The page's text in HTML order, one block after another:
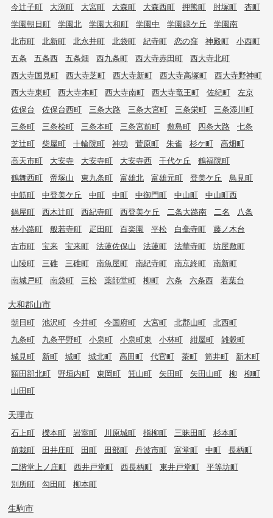
今辻子町
大渕町 大宮町 大森町 大森西町 押熊町 肘塚町
杏町
学園朝日町
学園北 学園大和町 学園中 学園緑ケ丘
学園南
北市町
北新町 北永井町 北袋町 紀寺町 恋の窪 神殿町
小西町
五条
五条西 五条畑 西九条町 西大寺赤田町
西大寺北町
西大寺国見町
西大寺芝町 西大寺新町 西大寺高塚町
西大寺野神町
西大寺東町
西大寺本町 西大寺南町 西大寺竜王町 佐紀町
左京
佐保台
佐保台西町 三条大路 三条大宮町 三条栄町
三条添川町
三条町
三条桧町 三条本町 三条宮前町 敷島町 四条大路
七条
芝辻町
柴屋町 十輪院町 神功 菅原町 朱雀 杉ケ町
高畑町
高天市町
大安寺 大安寺町 大安寺西 千代ケ丘
鶴福院町
鶴舞西町
帝塚山 東九条町 富雄北 富雄元町 登美ケ丘
鳥見町
中筋町
中登美ケ丘 中町 中町 中御門町 中山町
中山町西
鍋屋町
西木辻町 西紀寺町 西登美ケ丘 二条大路南 二名
八条
林小路町
般若寺町 疋田町 百楽園 平松 白毫寺町
藤ノ木台
古市町
宝来 宝来町 法蓮佐保山 法蓮町 法華寺町
坊屋敷町
山陵町
三碓 三碓町 南魚屋町 南紀寺町 南京終町
南新町
南城戸町
南袋町 三松 薬師堂町 柳町 六条 六条西 若葉台
大和郡山市
朝日町 池沢町 今井町 今国府町 大宮町 北郡山町
北西町
九条町
九条平野町 小泉町 小泉町東 小林町 紺屋町
雑穀町
城見町
新町 城町 城北町 高田町 代官町 茶町 筒井町
新木町
額田部北町
野垣内町 東岡町 箕山町 矢田町 矢田山町 柳
柳町
山田町
天理市
石上町 櫟本町 岩室町 川原城町 指柳町 三昧田町
杉本町
前栽町
田井庄町 田町 田部町 丹波市町 富堂町 中町
長柄町
二階堂上ノ庄町
西井戸堂町 西長柄町 東井戸堂町
平等坊町
別所町
勾田町 柳本町
生駒市